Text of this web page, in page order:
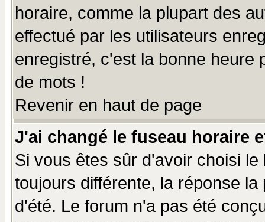
horaire, comme la plupart des
effectué par les utilisateurs
enregistré, c'est la bonne heure
de mots !
Revenir en haut de page
J'ai changé le fuseau horaire
Si vous êtes sûr d'avoir choisi
toujours différente, la réponse
d'été. Le forum n'a pas été